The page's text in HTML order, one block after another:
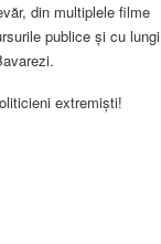
din multiplele filme
publice și cu lungi
extremiști!